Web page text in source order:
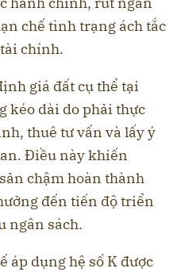
chế tình trạng ách tắc
chính.
giá đất cụ thể tại
kéo dài do phải thực
thuê tư vấn và lấy ý
Điều này khiến
chậm hoàn thành
đến tiến độ triển
ngân sách.
áp dụng hệ số K được